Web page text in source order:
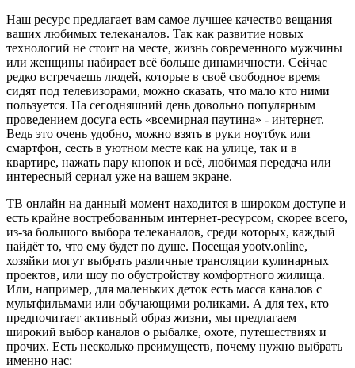
Наш ресурс предлагает вам самое лучшее качество вещания
ваших любимых телеканалов. Так как развитие новых
технологий не стоит на месте, жизнь современного мужчины
или женщины набирает всё больше динамичности. Сейчас
редко встречаешь людей, которые в своё свободное время
сидят под телевизорами, можно сказать, что мало кто ними
пользуется. На сегодняшний день довольно популярным
проведением досуга есть «всемирная паутина» - интернет.
Ведь это очень удобно, можно взять в руки ноутбук или
смартфон, сесть в уютном месте как на улице, так и в
квартире, нажать пару кнопок и всё, любимая передача или
интересный сериал уже на вашем экране.
ТВ онлайн на данный момент находится в широком доступе и
есть крайне востребованным интернет-ресурсом, скорее всего,
из-за большого выбора телеканалов, среди которых, каждый
найдёт то, что ему будет по душе. Посещая yootv.online,
хозяйки могут выбрать различные трансляции кулинарных
проектов, или шоу по обустройству комфортного жилища.
Или, например, для маленьких деток есть масса каналов с
мультфильмами или обучающими роликами. А для тех, кто
предпочитает активный образ жизни, мы предлагаем
широкий выбор каналов о рыбалке, охоте, путешествиях и
прочих. Есть несколько преимуществ, почему нужно выбрать
именно нас: